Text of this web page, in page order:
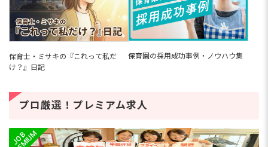
保育士・ミサキの『これって私だ
け？』日記
保育園の採用成功事例・ノウハウ集
プロ厳選！プレミアム求人